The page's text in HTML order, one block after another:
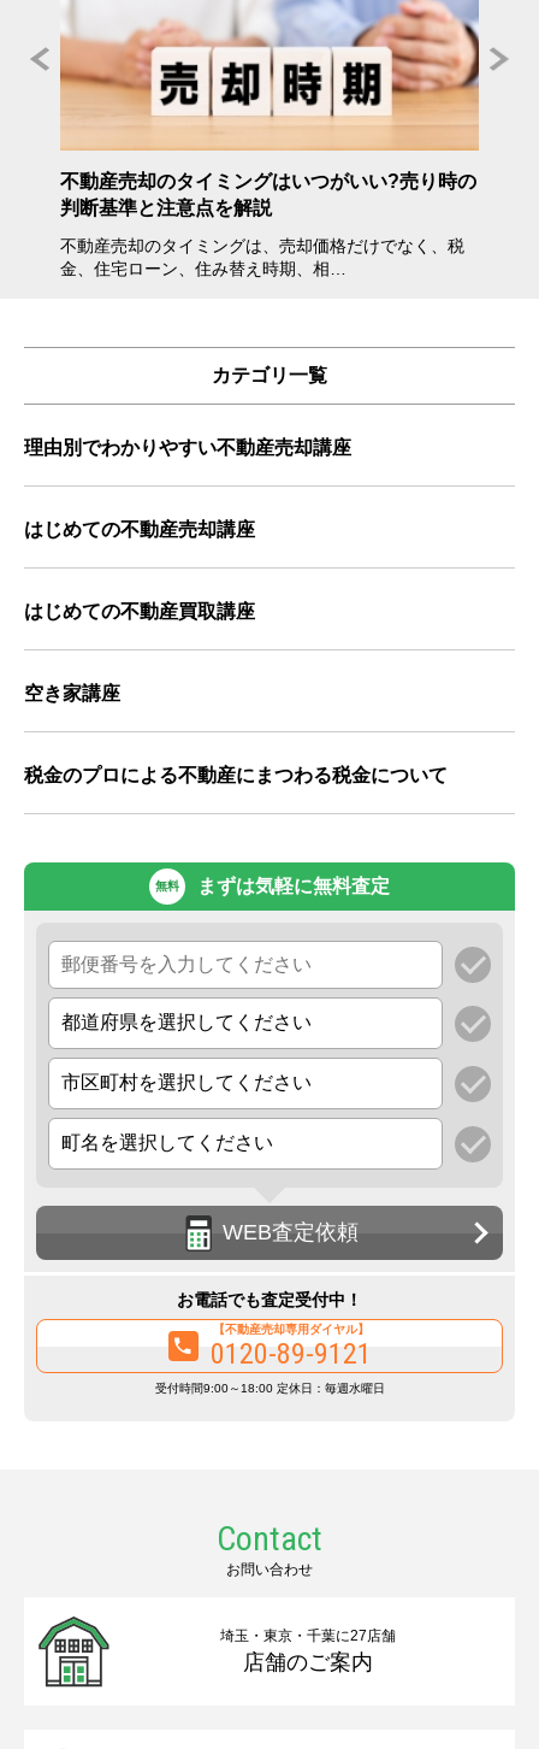
不動産売却のタイミングはいつがいい?売り時の
判断基準と注意点を解説
不動産売却のタイミングは、売却価格だけでなく、税
金、住宅ローン、住み替え時期、相…
カテゴリ一覧
理由別でわかりやすい不動産売却講座
はじめての不動産売却講座
はじめての不動産買取講座
空き家講座
税金のプロによる不動産にまつわる税金について
無料 まずは気軽に無料査定
WEB査定依頼
お電話でも査定受付中！
【不動産売却専用ダイヤル】
0120-89-9121
受付時間9:00～18:00 定休日：毎週水曜日
Contact
お問い合わせ
埼玉・東京・千葉に27店舗
店舗のご案内